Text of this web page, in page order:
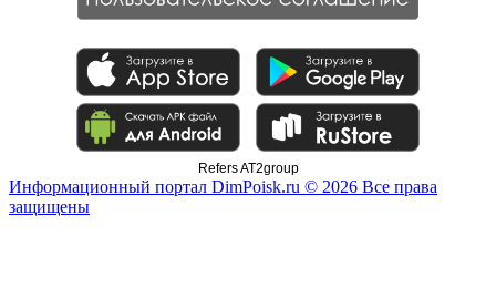
Refers AT2group
Информационный портал DimPoisk.ru © 2026 Все права
защищены